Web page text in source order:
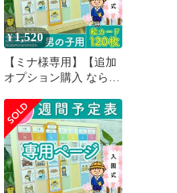
¥1,520
【ミナ様専用】【追加
オプション購入 ならい
ース、オレンジフレー
ム】週間予定表 男の子
用 お支度ボード スケ
ジュール表 絵カード
100枚分 視覚支援 保育
教材 幼稚園 保育園 知